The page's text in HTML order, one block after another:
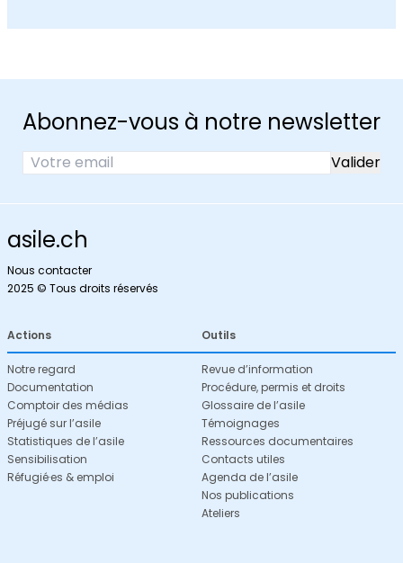
Abonnez-vous à notre newsletter
asile.ch
Nous contacter
2025 © Tous droits réservés
Actions
Notre regard
Documentation
Comptoir des médias
Préjugé sur l’asile
Statistiques de l’asile
Sensibilisation
Réfugié·es & emploi
Outils
Revue d’information
Procédure, permis et droits
Glossaire de l’asile
Témoignages
Ressources documentaires
Contacts utiles
Agenda de l’asile
Nos publications
Ateliers